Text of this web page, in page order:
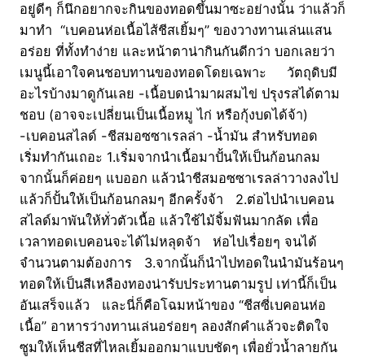
อยู่ดีๆ ก็นึกอยากจะกินของทอดขึ้นมาซะอย่างนั้น ว่าแล้วก็
มาทำ “เบคอนห่อเนื้อไส้ชีสเยิ้มๆ” ของวางทานเล่นแสน
อร่อย ที่ทั้งทำง่าย และหน้าตาน่ากินกันดีกว่า บอกเลยว่า
เมนูนี้เอาใจคนชอบทานของทอดโดยเฉพาะ วัตถุดิบมี
อะไรบ้างมาดูกันเลย -เนื้อบดนำมาผสมไข่ ปรุงรสได้ตาม
ชอบ (อาจจะเปลี่ยนเป็นเนื้อหมู ไก่ หรือกุ้งบดได้จ้า)
-เบคอนสไลด์ -ชีสมอซซาเรลล่า -น้ำมัน สำหรับทอด
เริ่มทำกันเถอะ 1.เริ่มจากนำเนื้อมาปั้นให้เป็นก้อนกลม
จากนั้นก็ค่อยๆ แบออก แล้วนำชีสมอซซาเรลล่าวางลงไป
แล้วก็ปั้นให้เป็นก้อนกลมๆ อีกครั้งจ้า 2.ต่อไปนำเบคอน
สไลด์มาพันให้ทั่วตัวเนื้อ แล้วใช้ไม้จิ้มฟันมากลัด เพื่อ
เวลาทอดเบคอนจะได้ไม่หลุดจ้า ห่อไปเรื่อยๆ จนได้
จำนวนตามต้องการ 3.จากนั้นก็นำไปทอดในนำมันร้อนๆ
ทอดให้เป็นสีเหลืองทองน่ารับประทานตามรูป เท่านี้ก็เป็น
อันเสร็จแล้ว และนี่ก็คือโฉมหน้าของ “ชีสซี่เบคอนห่อ
เนื้อ” อาหารว่างทานเล่นอร่อยๆ ลองสักคำแล้วจะติดใจ
ซูมให้เห็นชีสที่ไหลเยิ้มออกมาแบบชัดๆ เพื่อยั่วน้ำลายกัน